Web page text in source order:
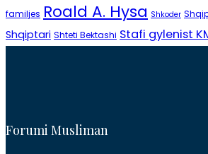
familjes Roald A. Hysa Shkoder
Shqiptari Shteti Bektashi Stafi gylenist
Forumi Musliman